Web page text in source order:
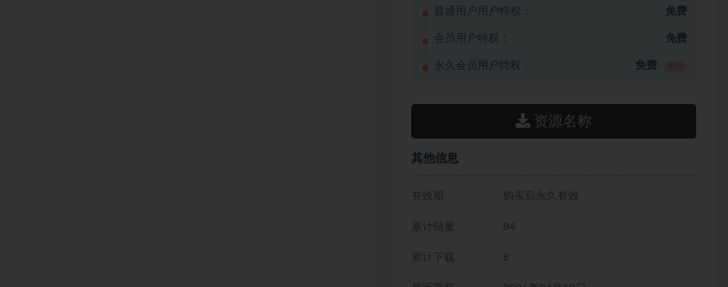
普通用户用户特权： 免费
会员用户特权： 免费
永久会员用户特权： 免费
资源名称
其他信息
有效期 购买后永久有效
累计销量 84
累计下载 8